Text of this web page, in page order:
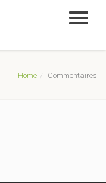
Home Commentaires